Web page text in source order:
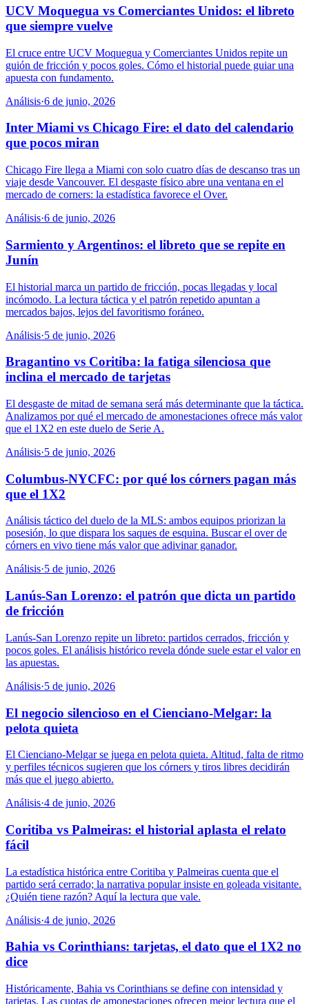
UCV Moquegua vs Comerciantes Unidos: el libreto
que siempre vuelve
El cruce entre UCV Moquegua y Comerciantes Unidos repite un
guión de fricción y pocos goles. Cómo el historial puede guiar una
apuesta con fundamento.
Análisis·6 de junio, 2026
Inter Miami vs Chicago Fire: el dato del calendario
que pocos miran
Chicago Fire llega a Miami con solo cuatro días de descanso tras un
viaje desde Vancouver. El desgaste físico abre una ventana en el
mercado de corners: la estadística favorece el Over.
Análisis·6 de junio, 2026
Sarmiento y Argentinos: el libreto que se repite en
Junín
El historial marca un partido de fricción, pocas llegadas y local
incómodo. La lectura táctica y el patrón repetido apuntan a
mercados bajos, lejos del favoritismo foráneo.
Análisis·5 de junio, 2026
Bragantino vs Coritiba: la fatiga silenciosa que
inclina el mercado de tarjetas
El desgaste de mitad de semana será más determinante que la táctica.
Analizamos por qué el mercado de amonestaciones ofrece más valor
que el 1X2 en este duelo de Serie A.
Análisis·5 de junio, 2026
Columbus-NYCFC: por qué los córners pagan más
que el 1X2
Análisis táctico del duelo de la MLS: ambos equipos priorizan la
posesión, lo que dispara los saques de esquina. Buscar el over de
córners en vivo tiene más valor que adivinar ganador.
Análisis·5 de junio, 2026
Lanús-San Lorenzo: el patrón que dicta un partido
de fricción
Lanús-San Lorenzo repite un libreto: partidos cerrados, fricción y
pocos goles. El análisis histórico revela dónde suele estar el valor en
las apuestas.
Análisis·5 de junio, 2026
El negocio silencioso en el Cienciano-Melgar: la
pelota quieta
El Cienciano-Melgar se juega en pelota quieta. Altitud, falta de ritmo
y perfiles técnicos sugieren que los córners y tiros libres decidirán
más que el juego abierto.
Análisis·4 de junio, 2026
Coritiba vs Palmeiras: el historial aplasta el relato
fácil
La estadística histórica entre Coritiba y Palmeiras cuenta que el
partido será cerrado; la narrativa popular insiste en goleada visitante.
¿Quién tiene razón? Aquí la lectura que vale.
Análisis·4 de junio, 2026
Bahia vs Corinthians: tarjetas, el dato que el 1X2 no
dice
Históricamente, Bahia vs Corinthians se define con intensidad y
tarjetas. Las cuotas de amonestaciones ofrecen mejor lectura que el